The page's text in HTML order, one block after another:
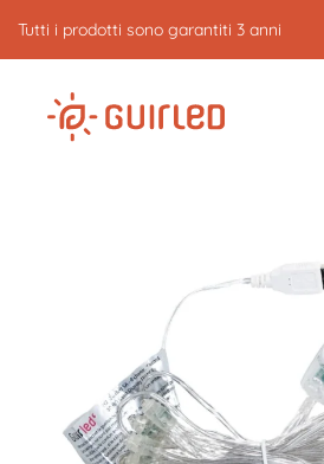
5% di cashback sui tuoi ordini